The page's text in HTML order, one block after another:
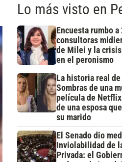
Lo más visto en
Encuesta rumbo
consultoras
de Milei y la
en el peronismo
La historia real
Sombras de una
película de
de una esposa
su marido
El Senado dio
Inviolabilidad de
Privada: el